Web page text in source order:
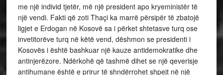
me një individ tjetër, më një president apo kryeministër të
një vendi. Fakti që zoti Thaçi ka marrë përsipër të zbatojë
ligjet e Erdogan në Kosovë sa i përket shtetasve turq ose
invetitorëve turq në këtë vend, dëshmon se presidenti i
Kosovës i është bashkuar një kauze antidemokratike dhe
antinjerëzore. Ndërkohë që tashmë dihet se një qeverisje
antihumane është e prirur të shndërrohet shpejt në një